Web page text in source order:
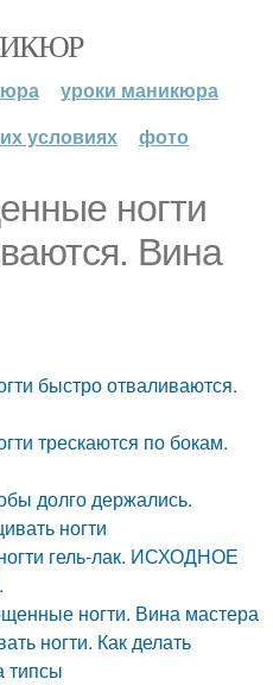
уроки маникюра
условиях
фото
ногти
Вина
быстро отваливаются.
трескаются по бокам.
долго держались.
ногти
гель-лак. ИСХОДНОЕ
ногти. Вина мастера
ногти. Как делать
типсы